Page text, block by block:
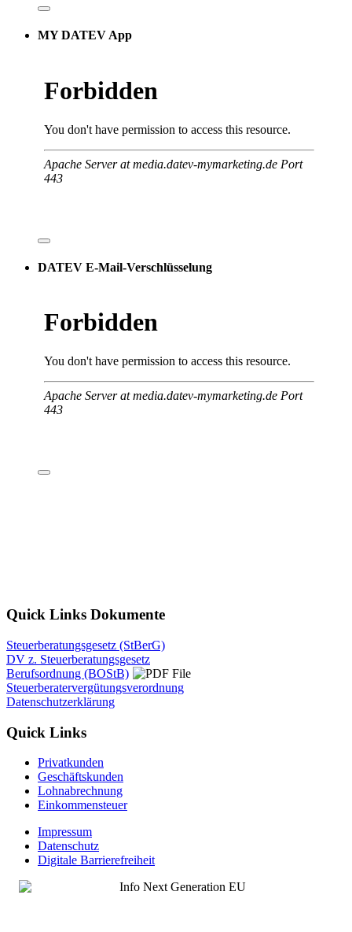
MY DATEV App
DATEV E-Mail-Verschlüsselung
Quick Links Dokumente
Steuerberatungsgesetz (StBerG)
DV z. Steuerberatungsgesetz
Berufsordnung (BOStB)
Steuerberatervergütungsverordnung
Datenschutzerklärung
Quick Links
Privatkunden
Geschäftskunden
Lohnabrechnung
Einkommensteuer
Impressum
Datenschutz
Digitale Barrierefreiheit